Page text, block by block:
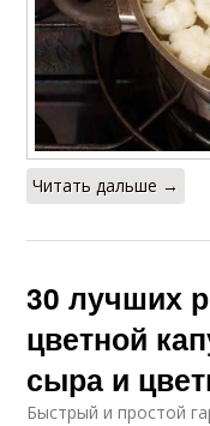
Читать дальше →
30 лучших
цветной
сыра и
Быстрый и простой